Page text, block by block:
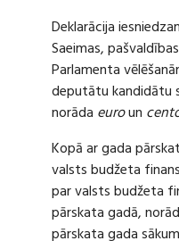
Deklarācija
Saeimas,
Parlamenta
deputātu kandidātu
norāda euroun
Kopā ar gada
valsts budžeta
par valsts budžeta
pārskata gadā,
pārskata gada